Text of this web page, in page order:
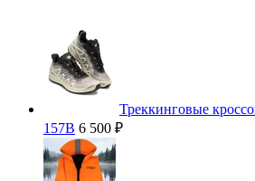
Треккинговые
157В 6 500 ₽